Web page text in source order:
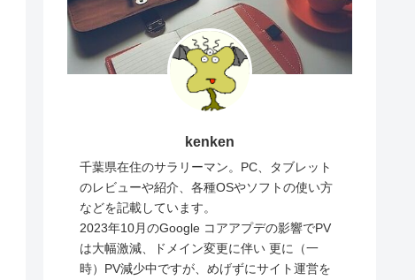
kenken
千葉県在住のサラリーマン。PC、タブレット
のレビューや紹介、各種OSやソフトの使い方
などを記載しています。
2023年10月のGoogle コアアプデの影響でPV
は大幅激減、ドメイン変更に伴い 更に（一
時）PV減少中ですが、めげずにサイト運営を